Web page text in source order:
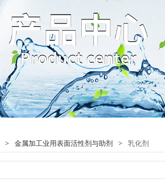
> 金属加工业用表面活性剂与助剂 > 乳化剂